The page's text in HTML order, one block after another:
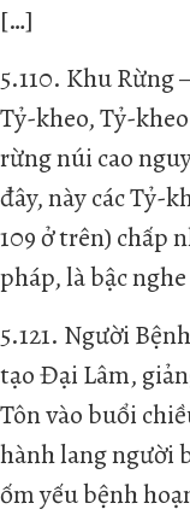
[…]
5.110. Khu Rừng
Tỷ-kheo, Tỷ-
rừng núi cao
đây, này các Tỷ-
109 ở trên) chấp
pháp, là bậc
5.121. Người
tạo Đại Lâm,
Tôn vào buổi
hành lang người
ốm yếu bệnh